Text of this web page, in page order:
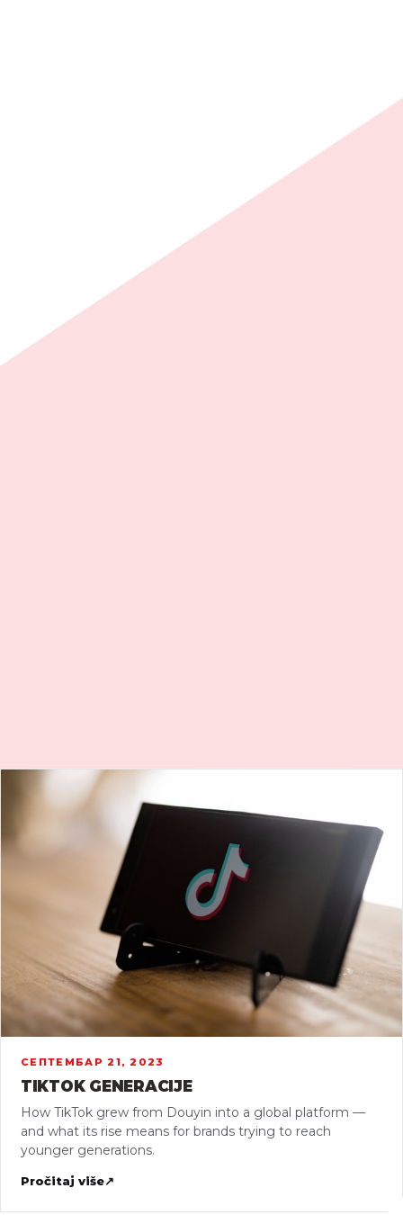
СЕПТЕМБАР 21, 2023
TIKTOK GENERACIJE
How TikTok grew from Douyin into a global platform —
and what its rise means for brands trying to reach
younger generations.
Pročitaj više↗